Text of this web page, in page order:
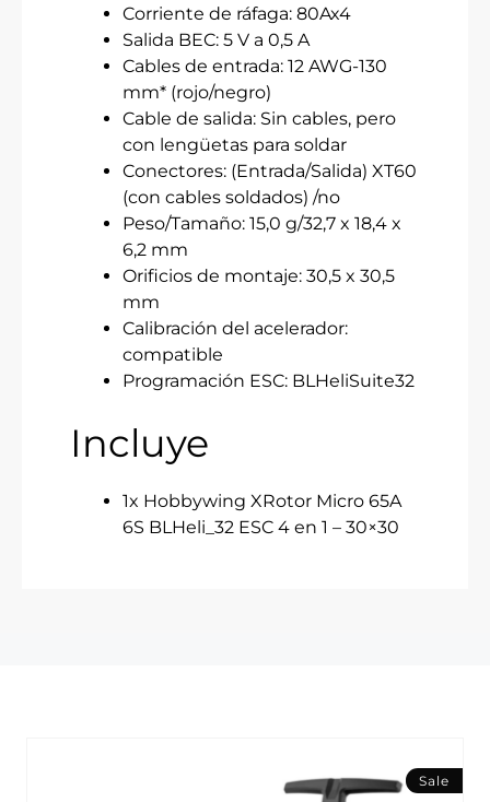
Corriente de ráfaga: 80Ax4
Salida BEC: 5 V a 0,5 A
Cables de entrada: 12 AWG-130
mm* (rojo/negro)
Cable de salida: Sin cables, pero
con lengüetas para soldar
Conectores: (Entrada/Salida) XT60
(con cables soldados) /no
Peso/Tamaño: 15,0 g/32,7 x 18,4 x
6,2 mm
Orificios de montaje: 30,5 x 30,5
mm
Calibración del acelerador:
compatible
Programación ESC: BLHeliSuite32
Incluye
1x Hobbywing XRotor Micro 65A
6S BLHeli_32 ESC 4 en 1 – 30×30
Sale